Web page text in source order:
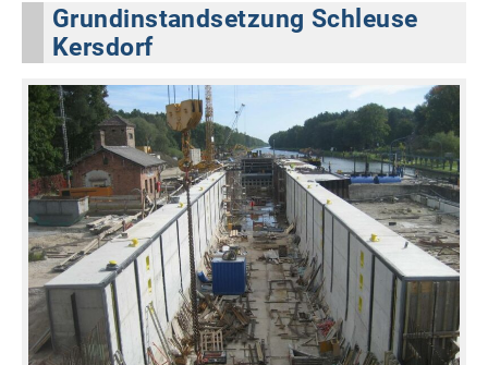
Grundinstandsetzung Schleuse
Kersdorf